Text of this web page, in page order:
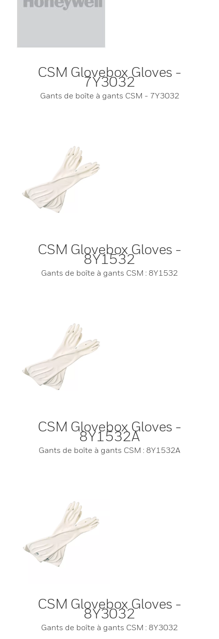
CSM Glovebox Gloves -
7Y3032
Gants de boîte à gants CSM - 7Y3032
CSM Glovebox Gloves -
8Y1532
Gants de boîte à gants CSM : 8Y1532
CSM Glovebox Gloves -
8Y1532A
Gants de boîte à gants CSM : 8Y1532A
CSM Glovebox Gloves -
8Y3032
Gants de boîte à gants CSM : 8Y3032